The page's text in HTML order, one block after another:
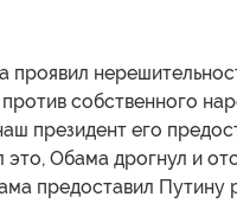
собственного
президент его
это, Обама дрогнул и
предоставил Путину